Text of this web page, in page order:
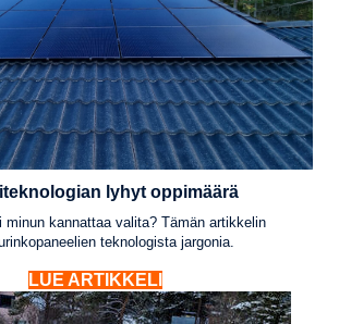
lyhyt oppimäärä
minun kannattaa valita? Tämän artikkelin
teknologista jargonia.
LUE ARTIKKELI